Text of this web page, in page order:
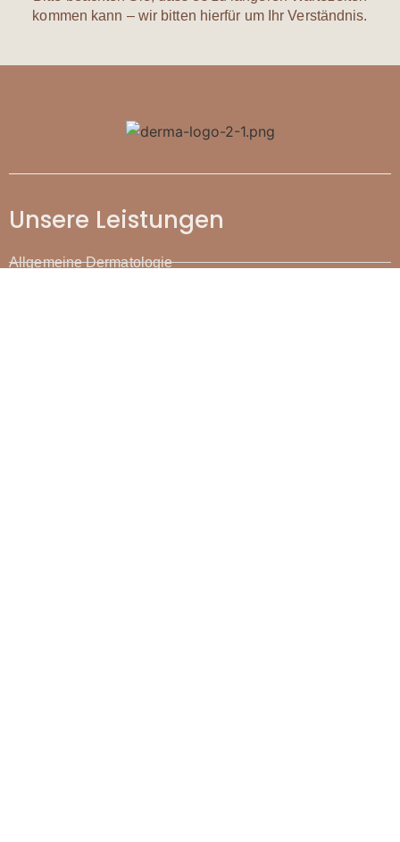
kommen kann – wir bitten hierfür um Ihr Verständnis.
Unsere Leistungen
Allgemeine Dermatologie